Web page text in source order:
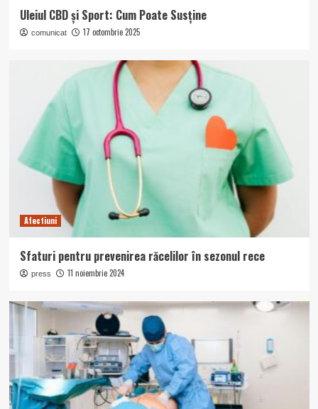
Uleiul CBD și Sport: Cum Poate Susține
comunicat 17 octombrie 2025
Afectiuni
Sfaturi pentru prevenirea răcelilor în sezonul rece
press 11 noiembrie 2024